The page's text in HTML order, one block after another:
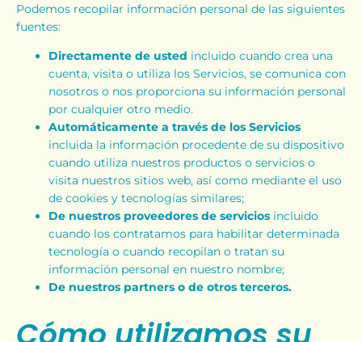
Podemos recopilar información personal de las siguientes
fuentes:
Directamente de usted incluido cuando crea una
cuenta, visita o utiliza los Servicios, se comunica con
nosotros o nos proporciona su información personal
por cualquier otro medio.
Automáticamente a través de los Servicios
incluida la información procedente de su dispositivo
cuando utiliza nuestros productos o servicios o
visita nuestros sitios web, así como mediante el uso
de cookies y tecnologías similares;
De nuestros proveedores de servicios incluido
cuando los contratamos para habilitar determinada
tecnología o cuando recopilan o tratan su
información personal en nuestro nombre;
De nuestros partners o de otros terceros.